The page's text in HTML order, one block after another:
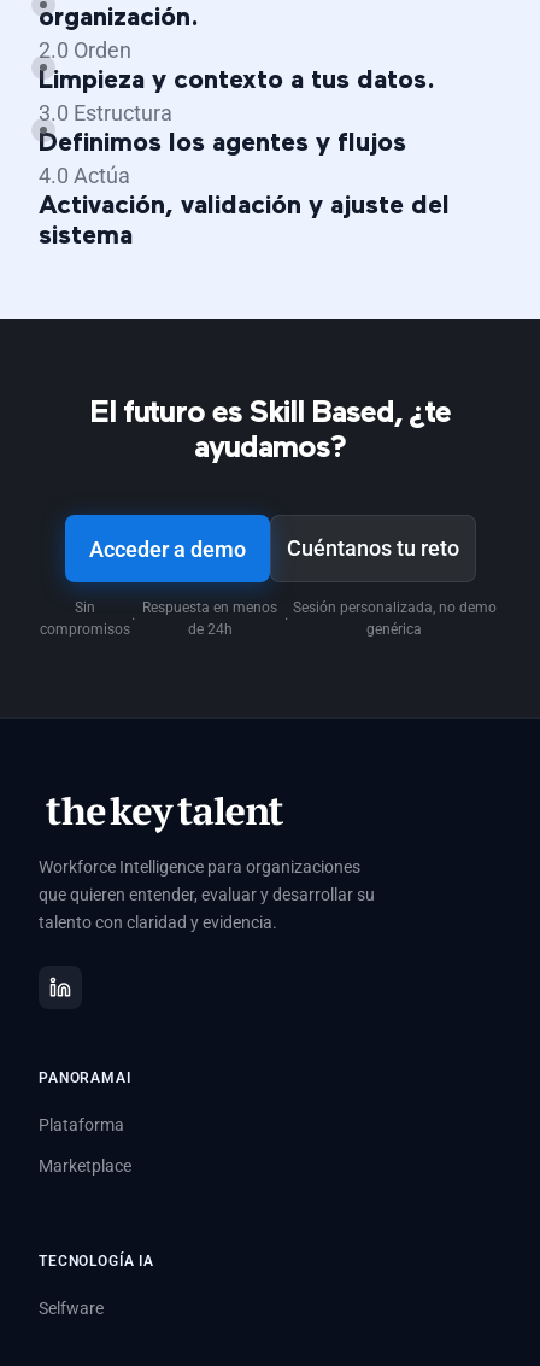
organización.
2.0 Orden
Limpieza y contexto a tus datos.
3.0 Estructura
Definimos los agentes y flujos
4.0 Actúa
Activación, validación y ajuste del
sistema
El futuro es Skill Based, ¿te
ayudamos?
Acceder a demo Cuéntanos tu reto
Sin
compromisos
·
Respuesta en menos
de 24h
·
Sesión personalizada, no demo
genérica
Workforce Intelligence para organizaciones
que quieren entender, evaluar y desarrollar su
talento con claridad y evidencia.
PANORAMAI
Plataforma
Marketplace
TECNOLOGÍA IA
Selfware